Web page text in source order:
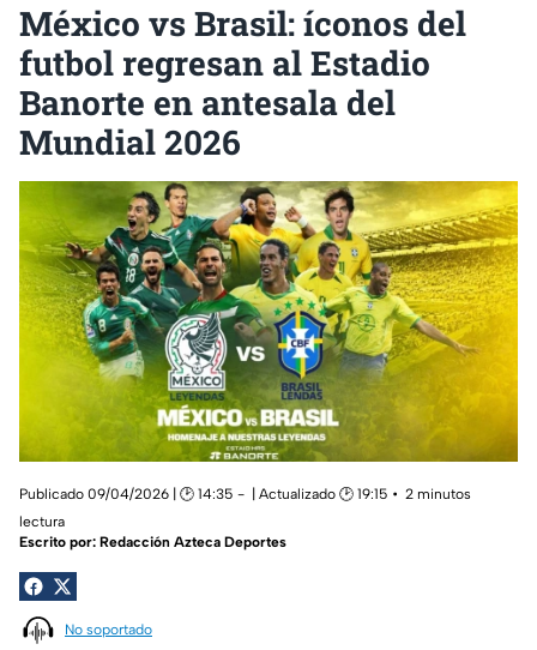
México vs Brasil: íconos del
futbol regresan al Estadio
Banorte en antesala del
Mundial 2026
Publicado 09/04/2026 | 🕑 14:35 | Actualizado 🕑 19:15
2 minutos
lectura
Escrito por: Redacción Azteca Deportes
No soportado